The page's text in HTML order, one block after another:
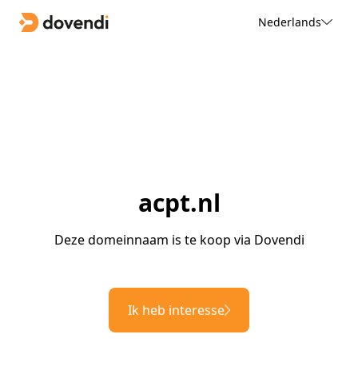
Nederlands
acpt.nl
Deze domeinnaam is te koop via Dovendi
Ik heb interesse